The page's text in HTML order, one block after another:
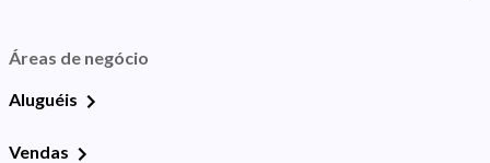
Áreas de negócio
Aluguéis
Vendas